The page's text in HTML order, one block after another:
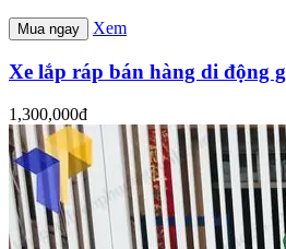
Mua ngay Xem
Xe lắp ráp bán hàng di động
1,300,000đ